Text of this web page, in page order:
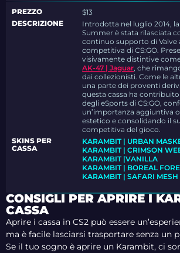
PREZZO
$13
DESCRIZIONE
Introdotta nel luglio 2014, la
Summer è stata rilasciata
continuo supporto di Valve
competitiva di CS:GO.
visivamente distintive
AK-47 | Jaguar, che
dai collezionisti. Come le
una parte dei proventi
questa cassa ha
degli eSports di CS:GO,
un’importanza aggiuntiva
estetico e consolidando il
competitiva del gioco.
SKINS PER
CASSA
KARAMBIT | URBAN
KARAMBIT | CRIMSON
KARAMBIT |VANILLA
KARAMBIT | BOREAL
KARAMBIT | SAFARI MESH
CONSIGLI PER APRIRE I
CASSA
Aprire i cassa in CS2 può essere
ma è facile lasciarsi trasportare senza un
Se il tuo sogno è aprire un Karambit, ci